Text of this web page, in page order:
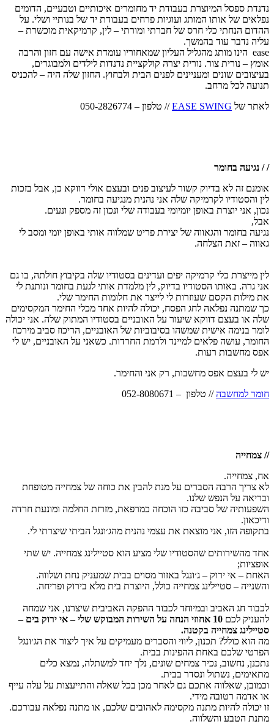
נדנדת ספסל המיוצרת בעבודת יד מחומרים איכותיים וטבעיים, הדומים
נפלאים של אותו המותג ועוגיות פרחים בעבודת יד של בנותיי ושלי. על
ההדום הנחתי כלי חרס של חברתי ומורתי – לין, קרמיקאית מוכשרת –
עליה נדבר עוד בהמשך.
ease הינו מותג מהגליל העליון שמאחוריו עומדת אישה עם חזון והרבה
אומץ – נורית צור. נורית יצרה קולקציית נדנדות לילדים ולמבוגרים,
בעיצובים שונים ומעניינים לפנים הבית ולבחוץ. החזון שלה היה – להכניס
תנועה לכל מרחב.
לאתר של EASE SWING// טלפון – 050-2826774
/ / נגיעה בחומר
אומנם זה לא בדיוק קשור לעיצוב פנים ובעצם אולי דווקא כן, אבל בזכות
לין והסטודיו לקרמיקה שלה אני נהנית מנגיעה בחומר.
נכון, אני יוצרת באופן יומיומי בעבודה שלי ונכון זה מספק ונעים.
אבל,
נגיעה בחומר והגאווה של יצירת פריט שמלווה אותי באופן יומי ומסב לי
גאווה – זאת הצלחה.
לין מייצרת כלי קרמיקה יפים ועדינים בסטודיו שלה בקיבוץ חולתה, בו גם
אני גרה. באותו הסטודיו בדיוק, לין מלמדת אותי לגעת בחומר ונותנת לי
את מילות הקסם שעוזרות לי לייצר את חלומות החימר שלי.
כך שמתנה נפלאה לחג הפסח, יכולה להיות אחד מכלי החימר המקסימים
שלה או בעצם דווקא שיעור על האובניים בסטודיו המתוק שלה. אני יכולה
לומר בנימה אישית שמשהו בסיבוביות של האובניים, הריכוז סביב מירכוז
החומר, עושה פלאים למיינד ולרמת החרדות. כשאני על האובניים, יש לי
אפס מחשבות רעות.
יש לי בעצם אפס מחשבות, רק אני והחימר.
חומר למחשבה// טלפון – 052-8080671
// צמחייה
אח, צמחייה.
לא צריך הרבה הסברים על מנת להבין את כוחה של צמחייה מטופחת
ובריאה על הנפש שלנו.
השפעותיה של סביבה כזו הוכחה כמרפאת, מזרזת החלמה ומונעת חרדה
ודיכאון.
בתקופה הזו, אני מוצאת את עצמי נהנית מהג׳ונגל הביתי שיצרתי לי.
אחד מהשירותים שהסטודיו שלי מציע הוא סטיילינג צמחייה. יש שתי
אופציות;
האחת – אי ירוק – ג׳ונגל באזור מסוים בבית שמעניק נחת ושלווה.
והשנייה – סטיילינג צמחייה כולל, היוצרת בית מלא בירוק ופריחה.
לכבוד חג האביב ובמיוחד לכבוד ההפקה האביבית שיצרנו, אני שמחה
להעניק לכם
10 אחוזי הנחה על השירות המבוקש שלי – אי ירוק בים –
סטיילינג צמחייה בקטנה.
מה הוא כולל? תכנון, ליווי והסברים מעמיקים על איך ליצור את הג׳ונגל
הפרטי שלכם באחת ההפינות בבית.
נתכנן, נחשוב, נכיר צמחים שונים, נלך יחד למשתלה, נמצא כלים
מתאימים, נשתול ונסדר בבית.
וכמובן, שאלווה אתכם גם לאחר מכן בכל שאלה והתייעצות על עלה עייף
או אדמה רטובה מידי.
זו יכולה להיות מתנה מקסימה לאהובים שלכם, או מתנה נפלאה עבורכם.
מתנת הטבע והשלווה.